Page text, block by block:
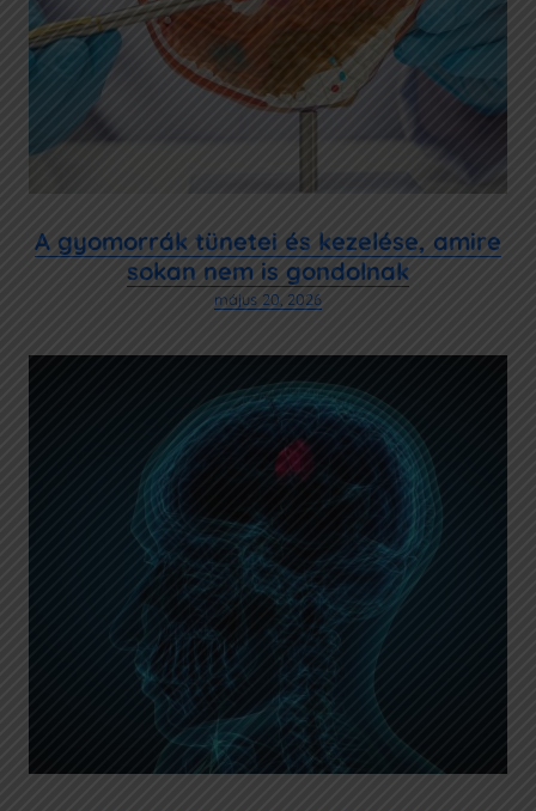
A gyomorrák tünetei és kezelése, amire
sokan nem is gondolnak
május 20, 2026